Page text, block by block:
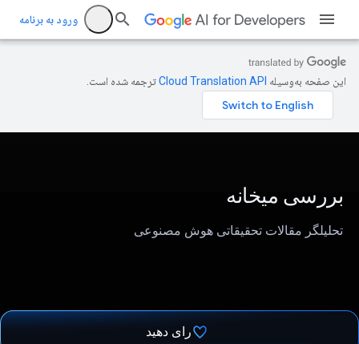
ورود به برنامه
این صفحه به‌وسیله ترجمه شده است.
بررسی میخانه
تحلیلگر مقالات تحقیقاتی هوش مصنوعی
رای دهید